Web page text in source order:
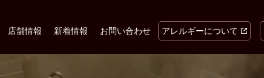
店舗情報 新着情報 お問い合わせ アレルギーについて